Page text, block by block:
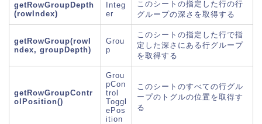
getRowGroupDepth
(rowIndex)
Integ
er
このシートの指定した行の行
グループの深さを取得する
getRowGroup(rowI
ndex, groupDepth)
Grou
p
このシートの指定した行で指
定した深さにある行グループ
を取得する
getRowGroupContr
olPosition()
Grou
pCon
trol
Toggl
ePos
ition
このシートのすべての行グル
ープのトグルの位置を取得す
る